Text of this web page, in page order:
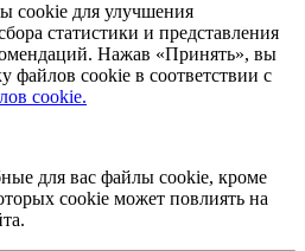
cookie для улучшения
статистики и представления
Нажав «Принять», вы
файлов cookie в соответствии с
cookie.
для вас файлы cookie, кроме
cookie может повлиять на